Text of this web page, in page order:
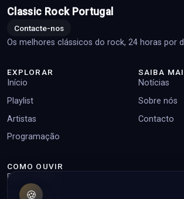
Classic Rock Portugal
Contacte-nos
Os melhores clássicos do rock, 24 horas por
EXPLORAR
Início
Playlist
Artistas
Programação
SAIBA
Notícias
Sobre nós
Contacto
COMO OUVIR
Player online
Top pedidos
🍪